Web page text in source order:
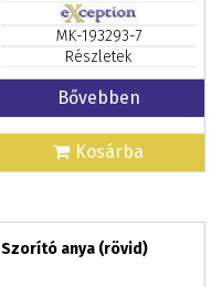
MK-193293-7
Részletek
Bővebben
Kosárba
Szorító anya (rövid)